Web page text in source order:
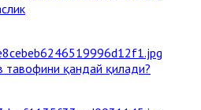
тавофини қандай қилади?